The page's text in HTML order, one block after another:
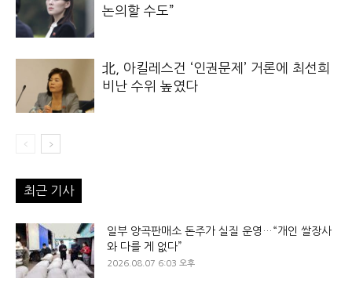
논의할 수도”
北, 아킬레스건 ‘인권문제’ 거론에 최선희
비난 수위 높였다
최근 기사
일부 양곡판매소 돈주가 실질 운영…“개인 쌀장사
와 다를 게 없다”
2026.08.07 6:03 오후